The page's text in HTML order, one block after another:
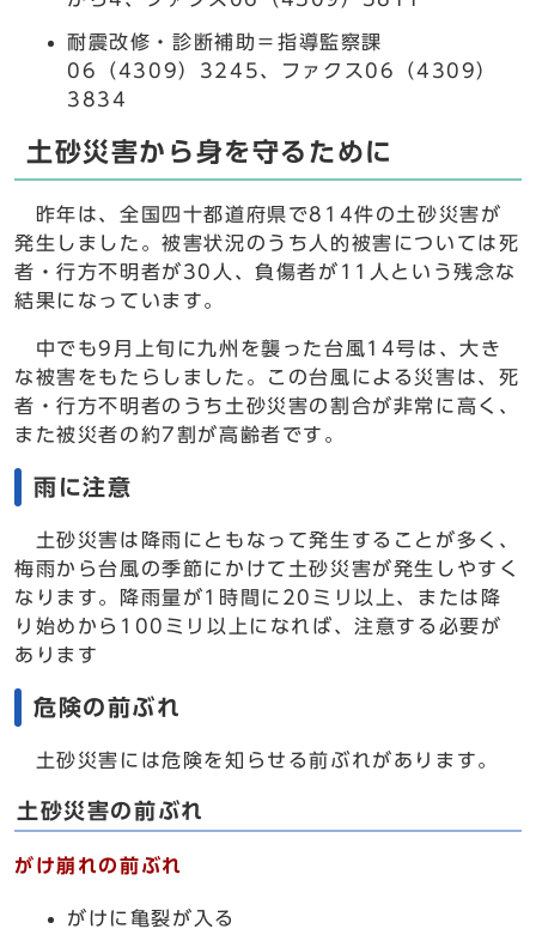
耐震改修・診断補助＝指導監察課
06（4309）3245、ファクス06（4309）
3834
土砂災害から身を守るために
昨年は、全国四十都道府県で814件の土砂災害が
発生しました。被害状況のうち人的被害については死
者・行方不明者が30人、負傷者が11人という残念な
結果になっています。
中でも9月上旬に九州を襲った台風14号は、大き
な被害をもたらしました。この台風による災害は、死
者・行方不明者のうち土砂災害の割合が非常に高く、
また被災者の約7割が高齢者です。
雨に注意
土砂災害は降雨にともなって発生することが多く、
梅雨から台風の季節にかけて土砂災害が発生しやすく
なります。降雨量が1時間に20ミリ以上、または降
り始めから100ミリ以上になれば、注意する必要が
あります
危険の前ぶれ
土砂災害には危険を知らせる前ぶれがあります。
土砂災害の前ぶれ
がけ崩れの前ぶれ
がけに亀裂が入る